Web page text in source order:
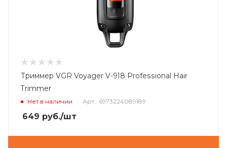
Триммер VGR Voyager V-918 Professional Hair
Trimmer
Нет в наличии Арт.: 6973224089189
649 руб./шт